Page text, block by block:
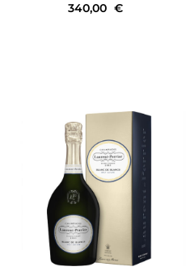
340,00 €